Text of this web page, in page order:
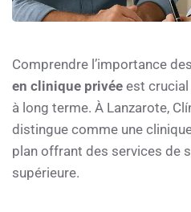
Comprendre l’importance des
en clinique privée est
à long terme. À Lanzarote,
distingue comme une
plan offrant des services de
supérieure.